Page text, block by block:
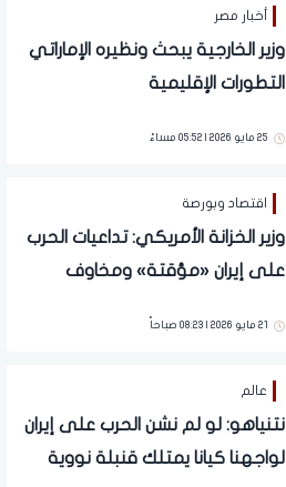
أخبار مصر
وزير الخارجية يبحث ونظيره الإماراتي
التطورات الإقليمية
25 مايو 2026 | 05:52 مساءً
اقتصاد وبورصة
وزير الخزانة الأمريكي: تداعيات الحرب
على إيران «مؤقتة» ومخاوف
21 مايو 2026 | 08:23 صباحاً
عالم
نتنياهو: لو لم نشن الحرب على إيران
لواجهنا كيانا يمتلك قنبلة نووية